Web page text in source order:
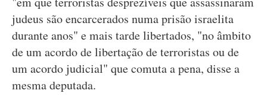
judeus são encarcerados numa prisão israelita
durante anos" e mais tarde libertados, "no âmbito
de um acordo de libertação de terroristas ou de
um acordo judicial" que comuta a pena, disse a
mesma deputada.